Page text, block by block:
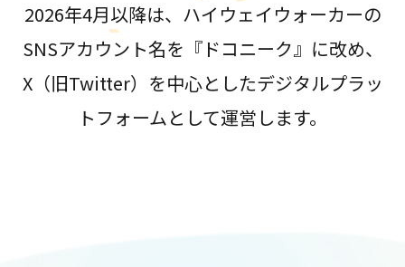
2026年4月以降は、ハイウェイウォーカーの
SNSアカウント名を『ドコニーク』に改め、
X（旧Twitter）を中心としたデジタルプラッ
トフォームとして運営します。